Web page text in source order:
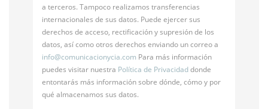
a terceros. Tampoco realizamos transferencias
internacionales de sus datos. Puede ejercer sus
derechos de acceso, rectificación y supresión de los
datos, así como otros derechos enviando un correo a
info@comunicacionycia.com Para más información
puedes visitar nuestra Política de Privacidaddonde
entontarás más información sobre dónde, cómo y por
qué almacenamos sus datos.